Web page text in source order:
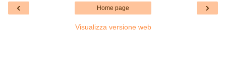
‹ ›
Home page
Visualizza versione web